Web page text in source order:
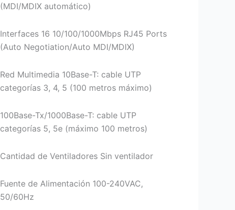
(MDI/MDIX automático)
Interfaces 16 10/100/1000Mbps RJ45 Ports
(Auto Negotiation/Auto MDI/MDIX)
Red Multimedia 10Base-T: cable UTP
categorías 3, 4, 5 (100 metros máximo)
100Base-Tx/1000Base-T: cable UTP
categorías 5, 5e (máximo 100 metros)
Cantidad de Ventiladores Sin ventilador
Fuente de Alimentación 100-240VAC,
50/60Hz